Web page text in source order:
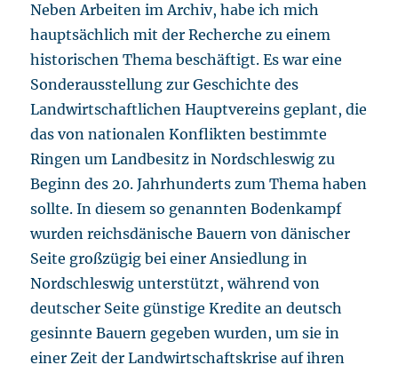
Neben Arbeiten im Archiv, habe ich mich
hauptsächlich mit der Recherche zu einem
historischen Thema beschäftigt. Es war eine
Sonderausstellung zur Geschichte des
Landwirtschaftlichen Hauptvereins geplant, die
das von nationalen Konflikten bestimmte
Ringen um Landbesitz in Nordschleswig zu
Beginn des 20. Jahrhunderts zum Thema haben
sollte. In diesem so genannten Bodenkampf
wurden reichsdänische Bauern von dänischer
Seite großzügig bei einer Ansiedlung in
Nordschleswig unterstützt, während von
deutscher Seite günstige Kredite an deutsch
gesinnte Bauern gegeben wurden, um sie in
einer Zeit der Landwirtschaftskrise auf ihren